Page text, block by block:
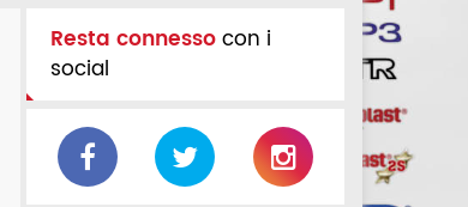
Resta connessocon i
social